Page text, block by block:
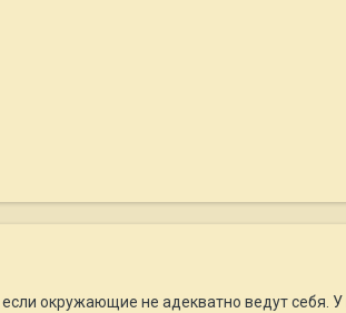
окружающие не адекватно ведут себя.